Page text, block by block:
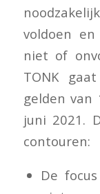
voldoen
niet of
TONK
gelden
juni 2021.
contouren:
De